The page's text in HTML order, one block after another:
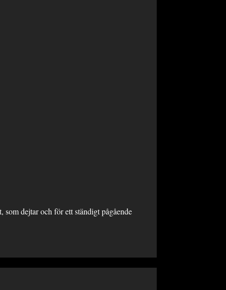
dejtar och för ett ständigt pågående